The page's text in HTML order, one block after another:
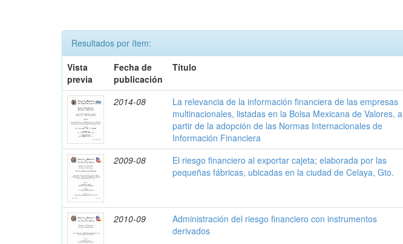
Resultados por ítem:
Vista
previa
Fecha de
publicación
Título
2014-08
La relevancia de la información financiera de las empresas
multinacionales, listadas en la Bolsa Mexicana de Valores, a
partir de la adopción de las Normas Internacionales de
Información Financiera
2009-08
El riesgo financiero al exportar cajeta; elaborada por las
pequeñas fábricas, ubicadas en la ciudad de Celaya, Gto.
2010-09
Administración del riesgo financiero con instrumentos
derivados